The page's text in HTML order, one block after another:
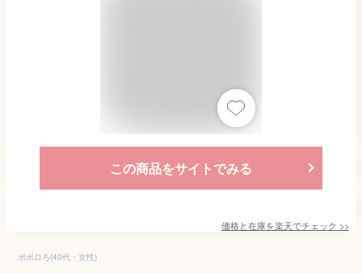
この商品をサイトでみる
価格と在庫を楽天でチェック >>
ポポロろ(40代・女性)